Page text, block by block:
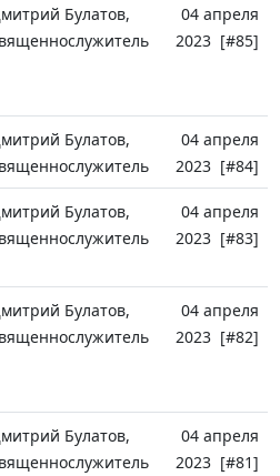
Булатов,
04 апреля
2023 [#85]
Булатов,
04 апреля
2023 [#84]
Булатов,
04 апреля
2023 [#83]
Булатов,
04 апреля
2023 [#82]
Булатов,
04 апреля
2023 [#81]